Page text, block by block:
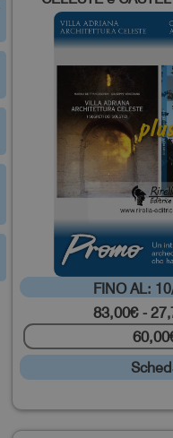
ARCHITETTURA E
FINO AL:
83,00€-